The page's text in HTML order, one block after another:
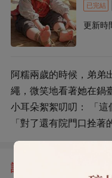
已完結
更新時
阿糯兩歲的時候，弟弟
繩，微笑地看著她在鍋
小耳朵絮絮叨叨： 「這
「對了還有院門口拴
近跑啊。」 「聽到沒
爸媽遠遠看著，眼里的
貨八成是個傻子，成天
評分：